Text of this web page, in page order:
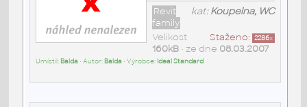
kat:Koupelna, WC
Revit
family
Staženo: 2286x
Velikost
160kB• ze dne 08.03.2007
Umístil: Balda • Autor: Balda • Výrobce: Ideal Standard